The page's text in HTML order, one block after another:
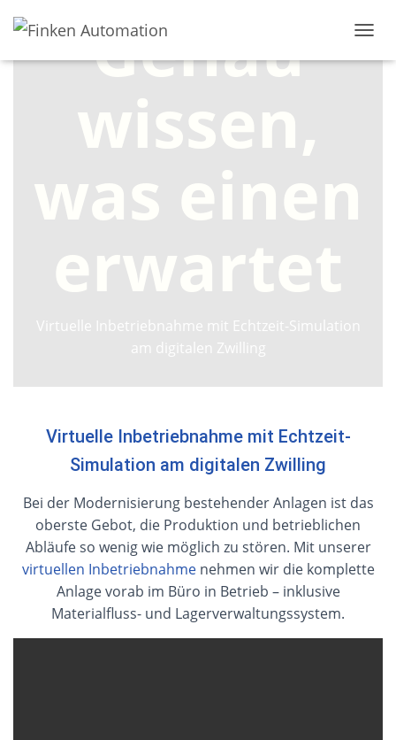
A
Genau
wissen,
was einen
erwartet
Virtuelle Inbetriebnahme mit Echtzeit-Simulation
am digitalen Zwilling
Virtuelle Inbetriebnahme mit Echtzeit-
Simulation am digitalen Zwilling
Bei der Modernisierung bestehender Anlagen ist das
oberste Gebot, die Produktion und betrieblichen
Abläufe so wenig wie möglich zu stören. Mit unserer
virtuellen Inbetriebnahmenehmen wir die komplette
Anlage vorab im Büro in Betrieb – inklusive
Materialfluss- und Lagerverwaltungssystem.